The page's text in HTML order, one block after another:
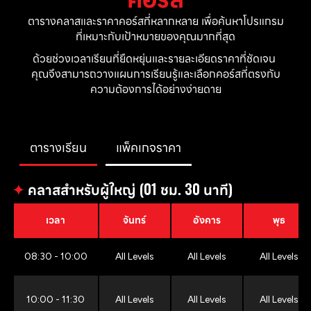
ตารางคลาสและราคาคอร์สที่หลากหลาย เพื่อค้นหาโปรแกรม
ที่เหมาะกับเป้าหมายของคุณมากที่สุด
ด้วยช่วงเวลาเรียนที่ยืดหยุ่นและรายละเอียดราคาที่ชัดเจน
คุณจึงสามารถวางแผนการเรียนรู้และเลือกคอร์สที่ตรงกับ
ความต้องการได้อย่างง่ายดาย
ตารางเรียน แพ็คเกจราคา
✦ คลาสสำหรับผู้ใหญ่ (01 ชม. 30 นาที)
เวลา จันทร์ อังคาร พุธ
08:30 - 10:00 All Levels All Levels All Levels
10:00 - 11:30 All Levels All Levels All Levels